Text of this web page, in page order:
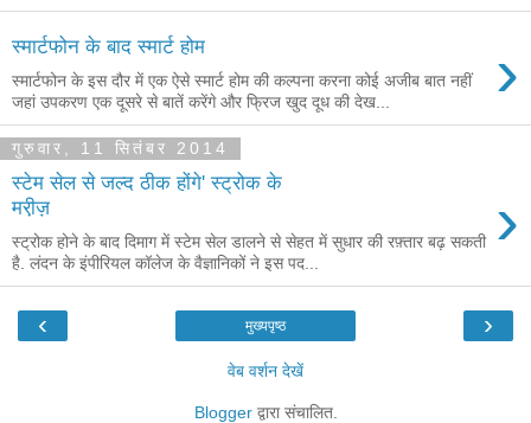
स्मार्टफोन के बाद स्मार्ट होम ›
स्मार्टफोन के इस दौर में एक ऐसे स्मार्ट होम की कल्पना करना कोई अजीब बात नहीं
जहां उपकरण एक दूसरे से बातें करेंगे और फ्रिज खुद दूध की देख...
गुरुवार, 11 सितंबर 2014
स्टेम सेल से जल्द ठीक होंगे' स्ट्रोक के
मरी़ज़
›
स्ट्रोक होने के बाद दिमाग में स्टेम सेल डालने से सेहत में सुधार की रफ़्तार बढ़ सकती
है. लंदन के इंपीरियल कॉलेज के वैज्ञानिकों ने इस पद...
‹ ›
मुख्यपृष्ठ
वेब वर्शन देखें
Bloggerद्वारा संचालित.